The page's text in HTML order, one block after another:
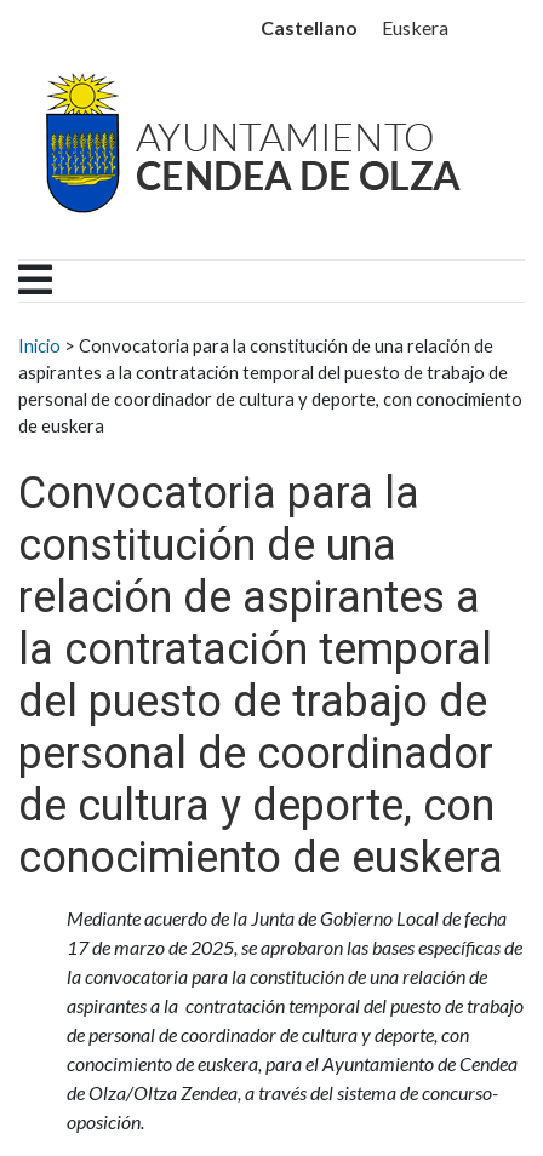
Ayuntamiento Cendea
Castellano Euskera
Buscar:
Inicio > Convocatoria para la constitución de una relación de
aspirantes a la contratación temporal del puesto de trabajo de
personal de coordinador de cultura y deporte, con conocimiento
de euskera
Convocatoria para la
constitución de una
relación de aspirantes a
la contratación temporal
del puesto de trabajo de
personal de coordinador
de cultura y deporte, con
conocimiento de euskera
Mediante acuerdo de la Junta de Gobierno Local de fecha
17 de marzo de 2025, se aprobaron las bases específicas de
la convocatoria para la constitución de una relación de
aspirantes a la contratación temporal del puesto de trabajo
de personal de coordinador de cultura y deporte, con
conocimiento de euskera, para el Ayuntamiento de Cendea
de Olza/Oltza Zendea, a través del sistema de concurso-
oposición.